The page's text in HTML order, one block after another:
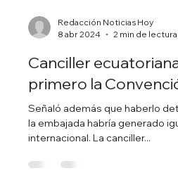
8 abr 2024
2 min de lectura
Canciller
primero la
Señaló además que haberlo
internacional. La canciller...